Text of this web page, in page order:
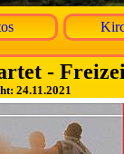
-
24.11.2021